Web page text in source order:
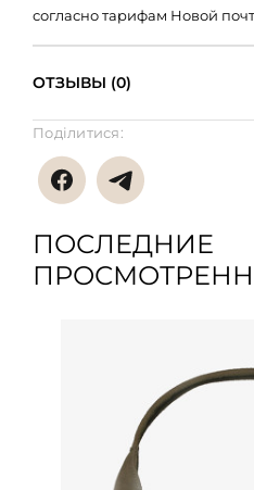
согласно тарифам Новой
ОТЗЫВЫ (0)
Поділитися:
ПОСЛЕДНИЕ